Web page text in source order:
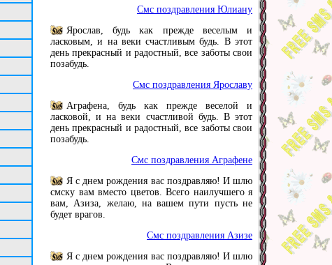
Смс поздравления Юлиану
Ярослав, будь как прежде веселым и
ласковым, и на веки счастливым будь. В этот
день прекрасный и радостный, все заботы свои
позабудь.
Смс поздравления Ярославу
Аграфена, будь как прежде веселой и
ласковой, и на веки счастливой будь. В этот
день прекрасный и радостный, все заботы свои
позабудь.
Смс поздравления Аграфене
Я с днем рождения вас поздравляю! И шлю
смску вам вместо цветов. Всего наилучшего я
вам, Азиза, желаю, на вашем пути пусть не
будет врагов.
Смс поздравления Азизе
Я с днем рождения вас поздравляю! И шлю